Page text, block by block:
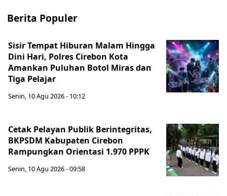
Berita Populer
Sisir Tempat Hiburan Malam Hingga
Dini Hari, Polres Cirebon Kota
Amankan Puluhan Botol Miras dan
Tiga Pelajar
Senin, 10 Agu 2026 - 10:12
Cetak Pelayan Publik Berintegritas,
BKPSDM Kabupaten Cirebon
Rampungkan Orientasi 1.970 PPPK
Senin, 10 Agu 2026 - 09:58